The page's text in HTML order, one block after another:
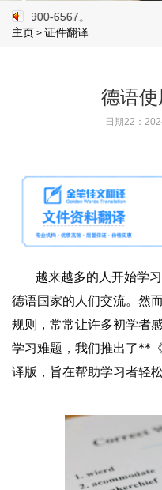
6567。
主页 > 证件翻译
德语
日期22：
越来越多的人开始学
德语国家的人们交流。然
规则，常常让许多初学者
学习难题，我们推出了**
译版，旨在帮助学习者轻